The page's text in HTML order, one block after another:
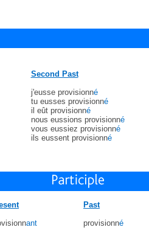
Second Past
j'eusse provisionné
tu eusses provisionné
il eût provisionné
nous eussions provisionné
vous eussiez provisionné
ils eussent provisionné
ant
Past
provisionné